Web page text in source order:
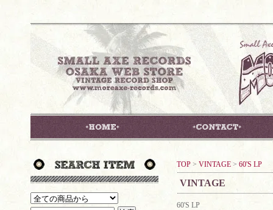
TOP > VINTAGE > 60'S LP
VINTAGE
60'S LP